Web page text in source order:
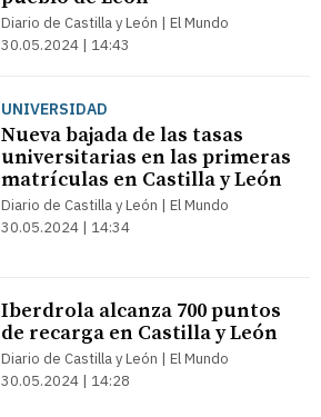
Diario de Castilla y León | El Mundo
30.05.2024 | 14:43
UNIVERSIDAD
Nueva bajada de las tasas
universitarias en las primeras
matrículas en Castilla y León
Diario de Castilla y León | El Mundo
30.05.2024 | 14:34
Iberdrola alcanza 700 puntos
de recarga en Castilla y León
Diario de Castilla y León | El Mundo
30.05.2024 | 14:28